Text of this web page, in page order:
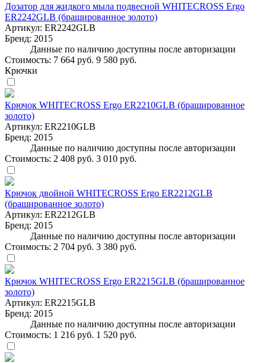
Дозатор для жидкого мыла подвесной WHITECROSS Ergo
ER2242GLB (брашированное золото)
Артикул: ER2242GLB
Бренд: 2015
Данные по наличию доступны после авторизации
Стоимость: 7 664 руб. 9 580 руб.
Крючки
Крючок WHITECROSS Ergo ER2210GLB (брашированное
золото)
Артикул: ER2210GLB
Бренд: 2015
Данные по наличию доступны после авторизации
Стоимость: 2 408 руб. 3 010 руб.
Крючок двойной WHITECROSS Ergo ER2212GLB
(брашированное золото)
Артикул: ER2212GLB
Бренд: 2015
Данные по наличию доступны после авторизации
Стоимость: 2 704 руб. 3 380 руб.
Крючок WHITECROSS Ergo ER2215GLB (брашированное
золото)
Артикул: ER2215GLB
Бренд: 2015
Данные по наличию доступны после авторизации
Стоимость: 1 216 руб. 1 520 руб.